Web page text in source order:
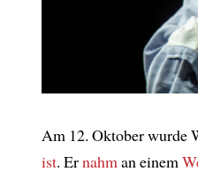
Am 12. Oktober wurde
ist. Ernahm an einem